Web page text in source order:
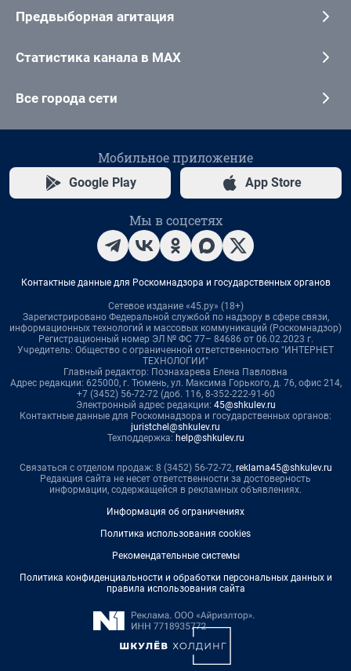
Предвыборная агитация
Статистика канала в MAX
Все города сети
Мобильное приложение
Google Play App Store
Мы в соцсетях
Контактные данные для Роскомнадзора и государственных органов
Сетевое издание «45.ру» (18+)
Зарегистрировано Федеральной службой по надзору в сфере связи,
информационных технологий и массовых коммуникаций (Роскомнадзор)
Регистрационный номер ЭЛ № ФС 77– 84686 от 06.02.2023 г.
Учредитель: Общество с ограниченной ответственностью "ИНТЕРНЕТ
ТЕХНОЛОГИИ"
Главный редактор: Познахарева Елена Павловна
Адрес редакции: 625000, г. Тюмень, ул. Максима Горького, д. 76, офис 214,
+7 (3452) 56-72-72 (доб. 116, 8-352-222-91-60
Электронный адрес редакции: 45@shkulev.ru
Контактные данные для Роскомнадзора и государственных органов:
juristchel@shkulev.ru
Техподдержка: help@shkulev.ru
Связаться с отделом продаж: 8 (3452) 56-72-72, reklama45@shkulev.ru
Редакция сайта не несет ответственности за достоверность
информации, содержащейся в рекламных объявлениях.
Информация об ограничениях
Политика использования cookies
Рекомендательные системы
Политика конфиденциальности и обработки персональных данных и
правила использования сайта